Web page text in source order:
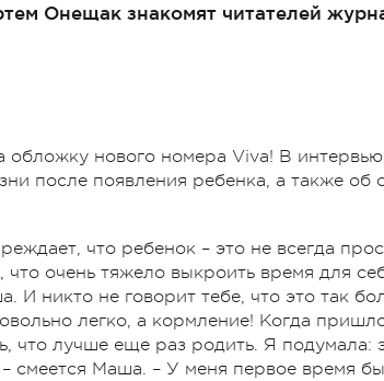
Онещак знакомят читателей
нового номера Viva! В
после появления ребенка, а также
что ребенок – это не всегда
очень тяжело выкроить время для
И никто не говорит тебе, что это так
легко, а кормление! Когда
что лучше еще раз родить. Я подумала:
смеется Маша. – У меня первое время